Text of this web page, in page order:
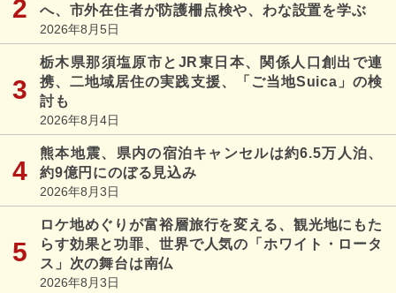
へ、市外在住者が防護柵点検や、わな設置を学ぶ
2026年8月5日
栃木県那須塩原市とJR東日本、関係人口創出で連
携、二地域居住の実践支援、「ご当地Suica」の検
討も
2026年8月4日
熊本地震、県内の宿泊キャンセルは約6.5万人泊、
約9億円にのぼる見込み
2026年8月3日
ロケ地めぐりが富裕層旅行を変える、観光地にもた
らす効果と功罪、世界で人気の「ホワイト・ロータ
ス」次の舞台は南仏
2026年8月3日